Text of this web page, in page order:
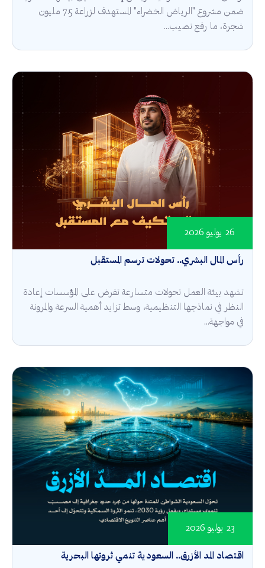
ضمن مشروع "الرياض الخضراء" المستهدف لزراعة 7.5 مليون
شجرة، ما رفع نصيب...
رأس المال البشري.. تحولات ترسم المستقبل
26 يوليو 2026
تشهد بيئة العمل تحولات متسارعة تفرض على المؤسسات إعادة
النظر في نماذجها التنظيمية، وسط تزايد أهمية السرعة والمرونة
في مواجهة...
اقتصاد المد الأزرق.. السعودية تنمي ثروتها البحرية
23 يوليو 2026